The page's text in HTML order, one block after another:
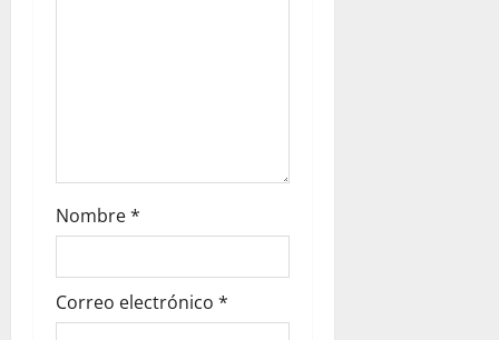
Nombre*
Correo electrónico *